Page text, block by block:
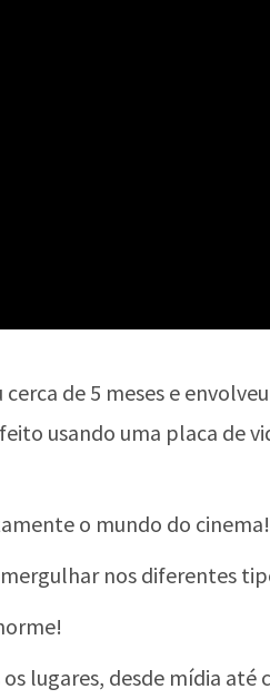
de 5 meses e
usando uma placa de
o mundo do
nos diferentes
lugares, desde mídia